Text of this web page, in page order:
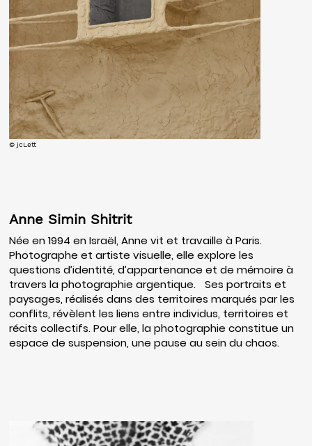
© jcLett
Anne Simin Shitrit
Née en 1994 en Israël, Anne vit et travaille à Paris.
Photographe et artiste visuelle, elle explore les
questions d’identité, d’appartenance et de mémoire à
travers la photographie argentique. Ses portraits et
paysages, réalisés dans des territoires marqués par les
conflits, révèlent les liens entre individus, territoires et
récits collectifs. Pour elle, la photographie constitue un
espace de suspension, une pause au sein du chaos.